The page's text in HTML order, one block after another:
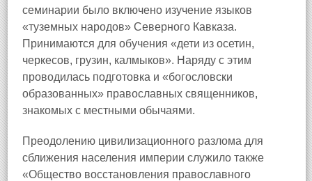
семинарии было включено изучение языков
«туземных народов» Северного Кавказа.
Принимаются для обучения «дети из осетин,
черкесов, грузин, калмыков». Наряду с этим
проводилась подготовка и «богословски
образованных» православных священников,
знакомых с местными обычаями.
Преодолению цивилизационного разлома для
сближения населения империи служило также
«Общество восстановления православного